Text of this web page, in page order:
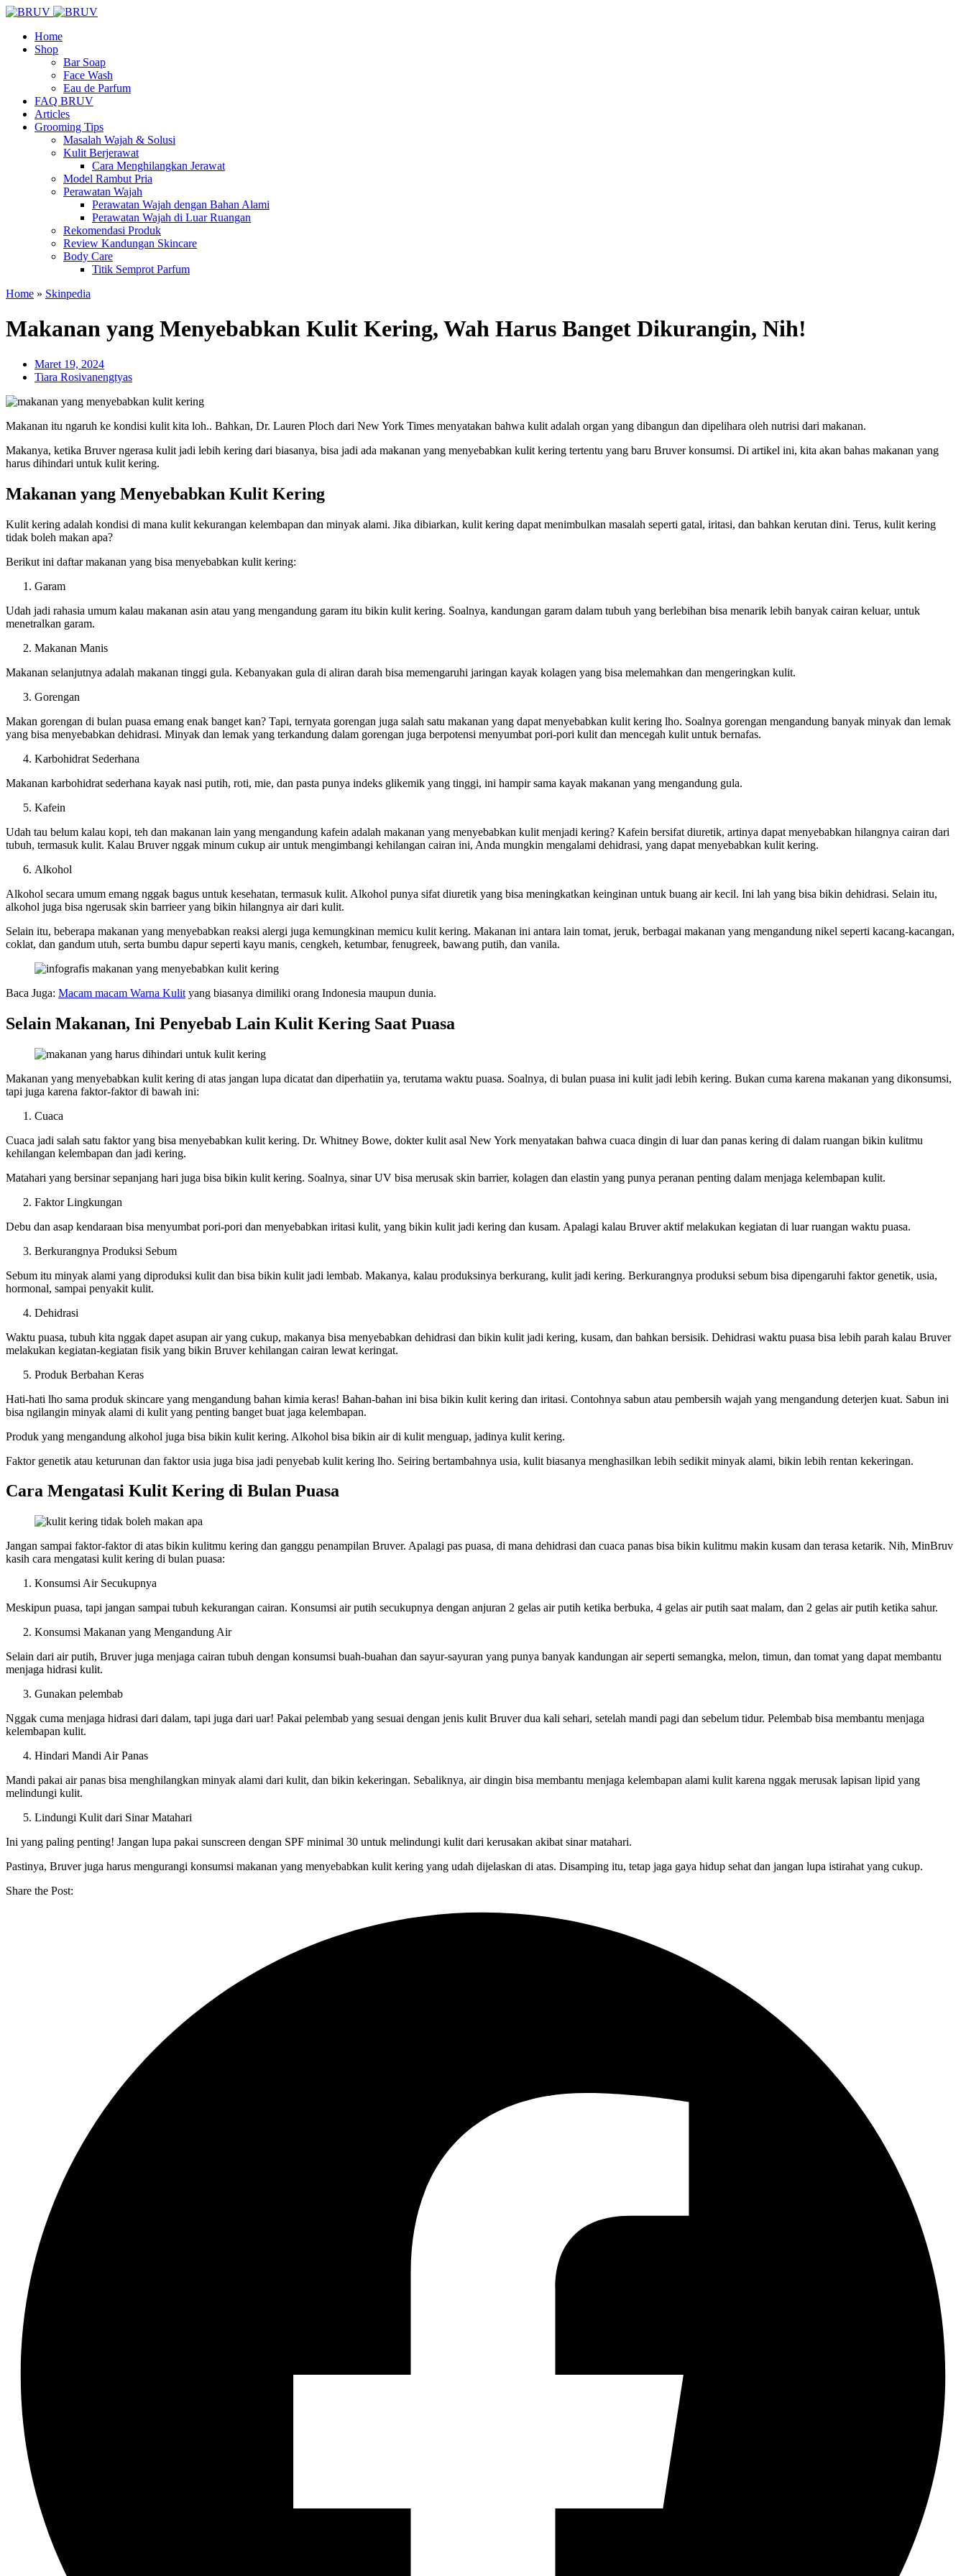
Home
Shop
Bar Soap
Face Wash
Eau de Parfum
FAQ BRUV
Articles
Grooming Tips
Masalah Wajah & Solusi
Kulit Berjerawat
Cara Menghilangkan Jerawat
Model Rambut Pria
Perawatan Wajah
Perawatan Wajah dengan Bahan Alami
Perawatan Wajah di Luar Ruangan
Rekomendasi Produk
Review Kandungan Skincare
Body Care
Titik Semprot Parfum
Home » Skinpedia
Makanan yang Menyebabkan Kulit Kering, Wah Harus Banget Dikurangin, Nih!
Maret 19, 2024
Tiara Rosivanengtyas
Makanan itu ngaruh ke kondisi kulit kita loh.. Bahkan, Dr. Lauren Ploch dari New York Times menyatakan bahwa kulit adalah organ yang dibangun dan dipelihara oleh nutrisi dari makanan.
Makanya, ketika Bruver ngerasa kulit jadi lebih kering dari biasanya, bisa jadi ada makanan yang menyebabkan kulit kering tertentu yang baru Bruver konsumsi. Di artikel ini, kita akan bahas makanan yang
harus dihindari untuk kulit kering.
Makanan yang Menyebabkan Kulit Kering
Kulit kering adalah kondisi di mana kulit kekurangan kelembapan dan minyak alami. Jika dibiarkan, kulit kering dapat menimbulkan masalah seperti gatal, iritasi, dan bahkan kerutan dini. Terus, kulit kering
tidak boleh makan apa?
Berikut ini daftar makanan yang bisa menyebabkan kulit kering:
Garam
Udah jadi rahasia umum kalau makanan asin atau yang mengandung garam itu bikin kulit kering. Soalnya, kandungan garam dalam tubuh yang berlebihan bisa menarik lebih banyak cairan keluar, untuk
menetralkan garam.
Makanan Manis
Makanan selanjutnya adalah makanan tinggi gula. Kebanyakan gula di aliran darah bisa memengaruhi jaringan kayak kolagen yang bisa melemahkan dan mengeringkan kulit.
Gorengan
Makan gorengan di bulan puasa emang enak banget kan? Tapi, ternyata gorengan juga salah satu makanan yang dapat menyebabkan kulit kering lho. Soalnya gorengan mengandung banyak minyak dan lemak
yang bisa menyebabkan dehidrasi. Minyak dan lemak yang terkandung dalam gorengan juga berpotensi menyumbat pori-pori kulit dan mencegah kulit untuk bernafas.
Karbohidrat Sederhana
Makanan karbohidrat sederhana kayak nasi putih, roti, mie, dan pasta punya indeks glikemik yang tinggi, ini hampir sama kayak makanan yang mengandung gula.
Kafein
Udah tau belum kalau kopi, teh dan makanan lain yang mengandung kafein adalah makanan yang menyebabkan kulit menjadi kering? Kafein bersifat diuretik, artinya dapat menyebabkan hilangnya cairan dari
tubuh, termasuk kulit. Kalau Bruver nggak minum cukup air untuk mengimbangi kehilangan cairan ini, Anda mungkin mengalami dehidrasi, yang dapat menyebabkan kulit kering.
Alkohol
Alkohol secara umum emang nggak bagus untuk kesehatan, termasuk kulit. Alkohol punya sifat diuretik yang bisa meningkatkan keinginan untuk buang air kecil. Ini lah yang bisa bikin dehidrasi. Selain itu,
alkohol juga bisa ngerusak skin barrieer yang bikin hilangnya air dari kulit.
Selain itu, beberapa makanan yang menyebabkan reaksi alergi juga kemungkinan memicu kulit kering. Makanan ini antara lain tomat, jeruk, berbagai makanan yang mengandung nikel seperti kacang-kacangan,
coklat, dan gandum utuh, serta bumbu dapur seperti kayu manis, cengkeh, ketumbar, fenugreek, bawang putih, dan vanila.
Baca Juga: Macam macam Warna Kulit yang biasanya dimiliki orang Indonesia maupun dunia.
Selain Makanan, Ini Penyebab Lain Kulit Kering Saat Puasa
Makanan yang menyebabkan kulit kering di atas jangan lupa dicatat dan diperhatiin ya, terutama waktu puasa. Soalnya, di bulan puasa ini kulit jadi lebih kering. Bukan cuma karena makanan yang dikonsumsi,
tapi juga karena faktor-faktor di bawah ini:
Cuaca
Cuaca jadi salah satu faktor yang bisa menyebabkan kulit kering. Dr. Whitney Bowe, dokter kulit asal New York menyatakan bahwa cuaca dingin di luar dan panas kering di dalam ruangan bikin kulitmu
kehilangan kelembapan dan jadi kering.
Matahari yang bersinar sepanjang hari juga bisa bikin kulit kering. Soalnya, sinar UV bisa merusak skin barrier, kolagen dan elastin yang punya peranan penting dalam menjaga kelembapan kulit.
Faktor Lingkungan
Debu dan asap kendaraan bisa menyumbat pori-pori dan menyebabkan iritasi kulit, yang bikin kulit jadi kering dan kusam. Apalagi kalau Bruver aktif melakukan kegiatan di luar ruangan waktu puasa.
Berkurangnya Produksi Sebum
Sebum itu minyak alami yang diproduksi kulit dan bisa bikin kulit jadi lembab. Makanya, kalau produksinya berkurang, kulit jadi kering. Berkurangnya produksi sebum bisa dipengaruhi faktor genetik, usia,
hormonal, sampai penyakit kulit.
Dehidrasi
Waktu puasa, tubuh kita nggak dapet asupan air yang cukup, makanya bisa menyebabkan dehidrasi dan bikin kulit jadi kering, kusam, dan bahkan bersisik. Dehidrasi waktu puasa bisa lebih parah kalau Bruver
melakukan kegiatan-kegiatan fisik yang bikin Bruver kehilangan cairan lewat keringat.
Produk Berbahan Keras
Hati-hati lho sama produk skincare yang mengandung bahan kimia keras! Bahan-bahan ini bisa bikin kulit kering dan iritasi. Contohnya sabun atau pembersih wajah yang mengandung deterjen kuat. Sabun ini
bisa ngilangin minyak alami di kulit yang penting banget buat jaga kelembapan.
Produk yang mengandung alkohol juga bisa bikin kulit kering. Alkohol bisa bikin air di kulit menguap, jadinya kulit kering.
Faktor genetik atau keturunan dan faktor usia juga bisa jadi penyebab kulit kering lho. Seiring bertambahnya usia, kulit biasanya menghasilkan lebih sedikit minyak alami, bikin lebih rentan kekeringan.
Cara Mengatasi Kulit Kering di Bulan Puasa
Jangan sampai faktor-faktor di atas bikin kulitmu kering dan ganggu penampilan Bruver. Apalagi pas puasa, di mana dehidrasi dan cuaca panas bisa bikin kulitmu makin kusam dan terasa ketarik. Nih, MinBruv
kasih cara mengatasi kulit kering di bulan puasa:
Konsumsi Air Secukupnya
Meskipun puasa, tapi jangan sampai tubuh kekurangan cairan. Konsumsi air putih secukupnya dengan anjuran 2 gelas air putih ketika berbuka, 4 gelas air putih saat malam, dan 2 gelas air putih ketika sahur.
Konsumsi Makanan yang Mengandung Air
Selain dari air putih, Bruver juga menjaga cairan tubuh dengan konsumsi buah-buahan dan sayur-sayuran yang punya banyak kandungan air seperti semangka, melon, timun, dan tomat yang dapat membantu
menjaga hidrasi kulit.
Gunakan pelembab
Nggak cuma menjaga hidrasi dari dalam, tapi juga dari uar! Pakai pelembab yang sesuai dengan jenis kulit Bruver dua kali sehari, setelah mandi pagi dan sebelum tidur. Pelembab bisa membantu menjaga
kelembapan kulit.
Hindari Mandi Air Panas
Mandi pakai air panas bisa menghilangkan minyak alami dari kulit, dan bikin kekeringan. Sebaliknya, air dingin bisa membantu menjaga kelembapan alami kulit karena nggak merusak lapisan lipid yang
melindungi kulit.
Lindungi Kulit dari Sinar Matahari
Ini yang paling penting! Jangan lupa pakai sunscreen dengan SPF minimal 30 untuk melindungi kulit dari kerusakan akibat sinar matahari.
Pastinya, Bruver juga harus mengurangi konsumsi makanan yang menyebabkan kulit kering yang udah dijelaskan di atas. Disamping itu, tetap jaga gaya hidup sehat dan jangan lupa istirahat yang cukup.
Share the Post: